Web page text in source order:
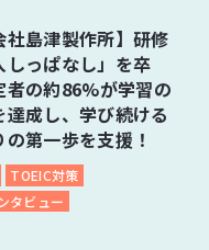
社島津製作所】研修
しっぱなし」を卒
者の約86%が学習の
達成し、学び続ける
第一歩を支援！
TOEIC対策
タビュー